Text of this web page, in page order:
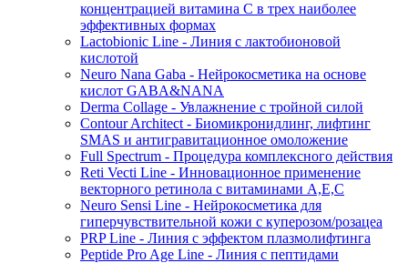
концентрацией витамина C в трех наиболее
эффективных формах
Lactobionic Line - Линия с лактобионовой
кислотой
Neuro Nana Gaba - Нейрокосметика на основе
кислот GABA&NANA
Derma Collage - Увлажнение с тройной силой
Contour Architect - Биомикронидлинг, лифтинг
SMAS и антигравитационное омоложение
Full Spectrum - Процедура комплексного действия
Reti Vecti Line - Инновационное применение
векторного ретинола с витаминами A,Е,С
Neuro Sensi Line - Нейрокосметика для
гиперчувствительной кожи с куперозом/розацеа
PRP Line - Линия с эффектом плазмолифтинга
Peptide Pro Age Line - Линия с пептидами